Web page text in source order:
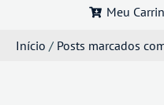
Meu
Início / Posts marcados